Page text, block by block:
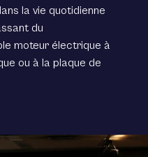
la vie quotidienne
du
moteur électrique à
ou à la plaque de